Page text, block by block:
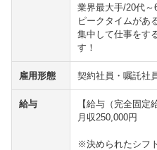
業界最大手/20代
ピークタイムがあ
集中して仕事をす
す！
雇用形態 契約社員・嘱託社
給与
【給与（完全固定
月収250,000円
※決められたシフ